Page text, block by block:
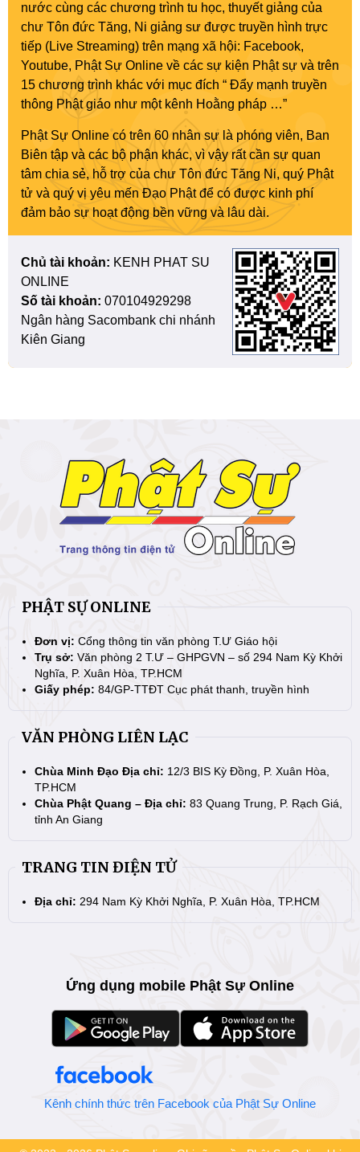
nước cùng các chương trình tu học, thuyết giảng của
chư Tôn đức Tăng, Ni giảng sư được truyền hình trực
tiếp (Live Streaming) trên mạng xã hội: Facebook,
Youtube, Phật Sự Online về các sự kiện Phật sự và trên
15 chương trình khác với mục đích “ Đẩy mạnh truyền
thông Phật giáo như một kênh Hoằng pháp …”
Phật Sự Online có trên 60 nhân sự là phóng viên, Ban
Biên tập và các bộ phận khác, vì vậy rất cần sự quan
tâm chia sẻ, hỗ trợ của chư Tôn đức Tăng Ni, quý Phật
tử và quý vị yêu mến Đạo Phật để có được kinh phí
đảm bảo sự hoạt động bền vững và lâu dài.
Chủ tài khoản: KENH PHAT SU
ONLINE
Số tài khoản: 070104929298
Ngân hàng Sacombank chi nhánh
Kiên Giang
PHẬT SỰ ONLINE
Đơn vị: Cổng thông tin văn phòng T.Ư Giáo hội
Trụ sở: Văn phòng 2 T.Ư – GHPGVN – số 294 Nam Kỳ Khởi
Nghĩa, P. Xuân Hòa, TP.HCM
Giấy phép: 84/GP-TTĐT Cục phát thanh, truyền hình
VĂN PHÒNG LIÊN LẠC
Chùa Minh Đạo Địa chỉ: 12/3 BIS Kỳ Đồng, P. Xuân Hòa,
TP.HCM
Chùa Phật Quang – Địa chỉ: 83 Quang Trung, P. Rạch Giá,
tỉnh An Giang
TRANG TIN ĐIỆN TỬ
Địa chỉ: 294 Nam Kỳ Khởi Nghĩa, P. Xuân Hòa, TP.HCM
Ứng dụng mobile Phật Sự Online
Kênh chính thức trên Facebook của Phật Sự Online